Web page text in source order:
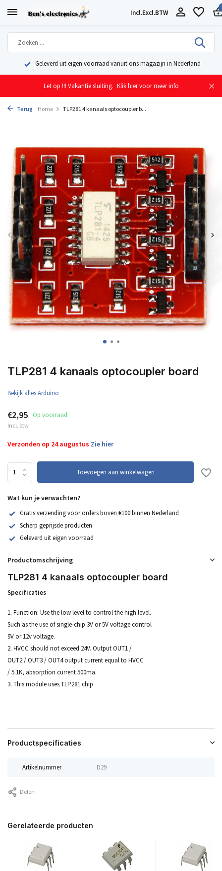
Incl.Excl.BTW
Geleverd uit eigen voorraad vanuit ons magazijn in Nederland
Let op !!! Vakantie sluiting. Klik hier voor meer info
Terug Home TLP281 4 kanaals optocoupler b...
TLP281 4 kanaals optocoupler board
Bekijk alles Arduino
€2,95 Op voorraad
Incl. btw
Verzonden op 24 augustus Zie hier
Toevoegen aan winkelwagen
Wat kun je verwachten?
Gratis verzending voor orders boven €100 binnen Nederland
Scherp geprijsde producten
Geleverd uit eigen voorraad
Productomschrijving
TLP281 4 kanaals optocoupler board
Specificaties
1. Function: Use the low level to control the high level.
Such as the use of single-chip 3V or 5V voltage control
9V or 12v voltage.
2. HVCC should not exceed 24V. Output OUT1 /
OUT2 / OUT3 / OUT4 output current equal to HVCC
/ 5.1K, absorption current 500ma.
3. This module uses TLP281 chip
Productspecificaties
Artikelnummer D29
Delen
Gerelateerde producten